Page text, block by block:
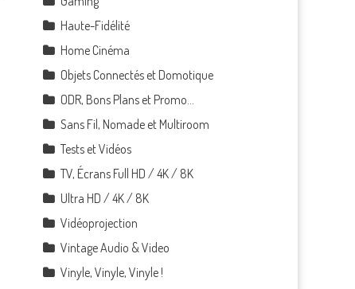
Haute-Fidélité
Home Cinéma
Objets Connectés et Domotique
ODR, Bons Plans et Promo…
Sans Fil, Nomade et Multiroom
Tests et Vidéos
TV, Écrans Full HD / 4K / 8K
Ultra HD / 4K / 8K
Vidéoprojection
Vintage Audio & Video
Vinyle, Vinyle, Vinyle !